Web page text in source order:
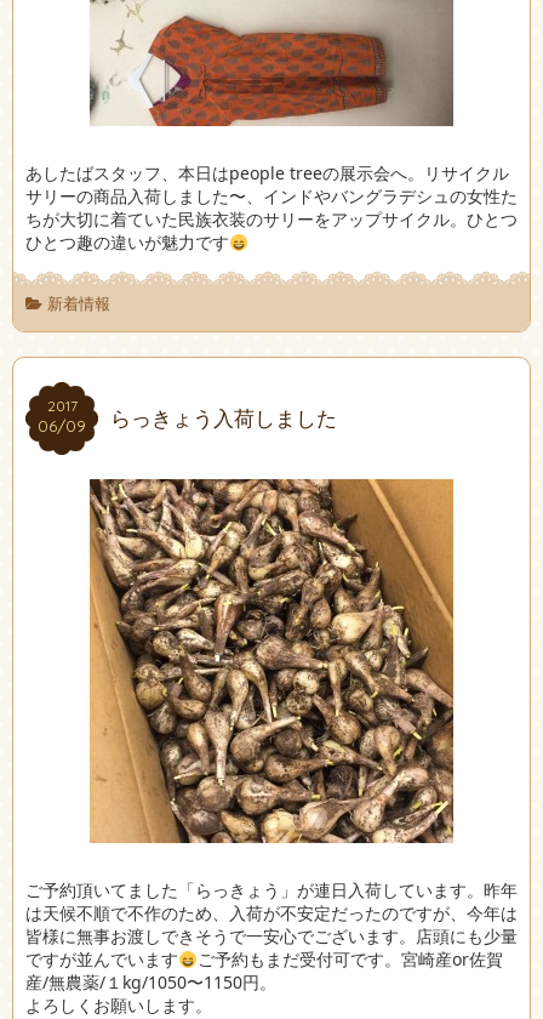
あしたばスタッフ、本日はpeople treeの展示会へ。リサイクル
サリーの商品入荷しました〜、インドやバングラデシュの女性た
ちが大切に着ていた民族衣装のサリーをアップサイクル。ひとつ
ひとつ趣の違いが魅力です
新着情報
2017
06/09
2017
06/09 らっきょう入荷しました
ご予約頂いてました「らっきょう」が連日入荷しています。昨年
は天候不順で不作のため、入荷が不安定だったのですが、今年は
皆様に無事お渡しできそうで一安心でございます。店頭にも少量
ですが並んでいます
ご予約もまだ受付可です。宮崎産or佐賀
産/無農薬/１kg/1050〜1150円。
よろしくお願いします。